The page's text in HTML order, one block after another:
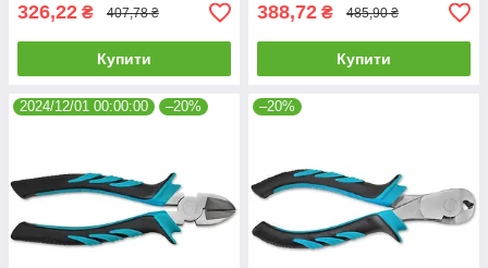
326,22 ₴ 407,78 ₴
Купити
388,72 ₴ 485,90 ₴
Купити
2024/12/01 00:00:00 –20% –20%